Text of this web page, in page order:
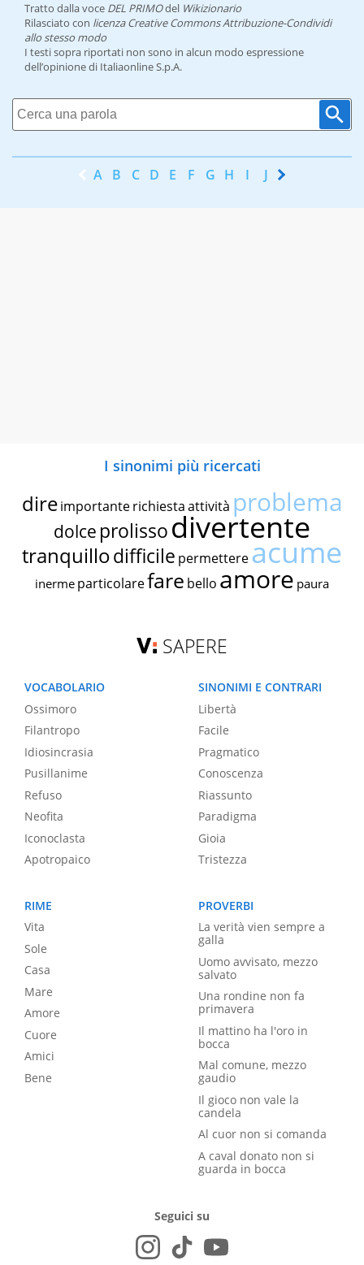
Tratto dalla voce DEL PRIMOdel Wikizionario
Rilasciato con licenza Creative Commons Attribuzione-Condividi
allo stesso modo
I testi sopra riportati non sono in alcun modo espressione
dell’opinione di Italiaonline S.p.A.
A B C D E F G H I J K
I sinonimi più ricercati
dire importante richiestaattività problema
dolce prolissodivertente
tranquillodifficile permettereacume
inerme particolarefare bello amore paura
SAPERE
VOCABOLARIO
Ossimoro
Filantropo
Idiosincrasia
Pusillanime
Refuso
Neofita
Iconoclasta
Apotropaico
SINONIMI E CONTRARI
Libertà
Facile
Pragmatico
Conoscenza
Riassunto
Paradigma
Gioia
Tristezza
RIME
Vita
Sole
Casa
Mare
Amore
Cuore
Amici
Bene
PROVERBI
La verità vien sempre a
galla
Uomo avvisato, mezzo
salvato
Una rondine non fa
primavera
Il mattino ha l'oro in
bocca
Mal comune, mezzo
gaudio
Il gioco non vale la
candela
Al cuor non si comanda
A caval donato non si
guarda in bocca
Seguici su